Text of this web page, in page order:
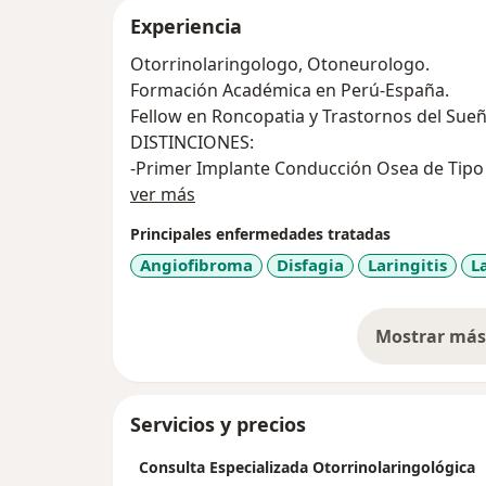
Experiencia
Otorrinolaringologo, Otoneurologo.
Formación Académica en Perú-España.
Fellow en Roncopatia y Trastornos del
DISTINCIONES:
-Primer Implante Conducción Osea de
-Cirugia de Base de Craneo con Exceresis
EXPERIENCIA QUIRURGICA:
-Cirugia de Roncopatia con laser y
-Cirugia de
-Rinoplastia Estética y Funcional.
--Cirugia de Implante Coclear e Implante
ver más
Principales enfermedades tratadas
Angiofibroma Disfagia Laringitis
Mostrar
Servicios y precios
Consulta Especializada Otorrinolaringológica